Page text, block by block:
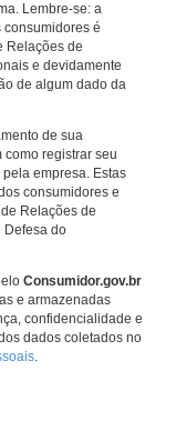
Lembre-se: a
é
Relações de
e devidamente
de algum dado da
de sua
como registrar seu
empresa. Estas
consumidores e
Relações de
Defesa do
Consumidor.gov.br
e armazenadas
confidencialidade e
dados coletados no
.